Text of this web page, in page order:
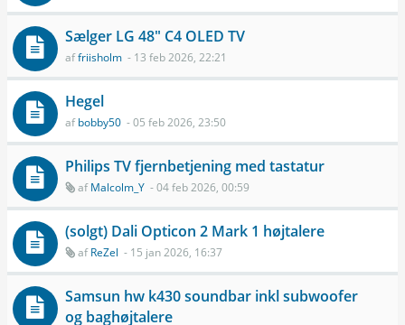
Sælger LG 48" C4 OLED TV
affriisholm - 13 feb 2026, 22:21
Hegel
afbobby50 - 05 feb 2026, 23:50
Philips TV fjernbetjening med tastatur
afMalcolm_Y - 04 feb 2026, 00:59
(solgt) Dali Opticon 2 Mark 1 højtalere
afReZel - 15 jan 2026, 16:37
Samsun hw k430 soundbar inkl subwoofer
og baghøjtalere